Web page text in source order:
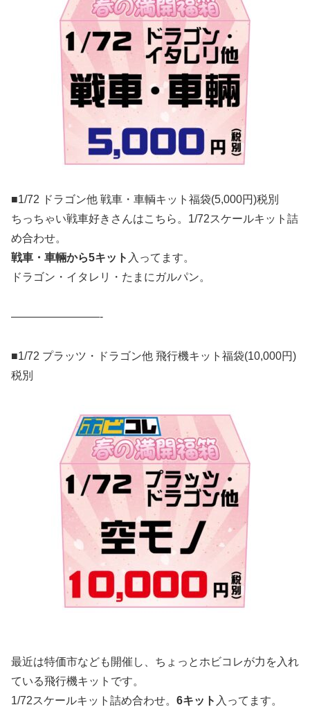
■1/72 ドラゴン他 戦車・車輌キット福袋(5,000円)税別
ちっちゃい戦車好きさんはこちら。1/72スケールキット詰
め合わせ。
戦車・車輛から5キット 入ってます。
ドラゴン・イタレリ・たまにガルパン。
————————-
■1/72 プラッツ・ドラゴン他 飛行機キット福袋(10,000円)
税別
最近は特価市なども開催し、ちょっとホビコレが力を入れ
ている飛行機キットです。
1/72スケールキット詰め合わせ。 6キット 入ってます。